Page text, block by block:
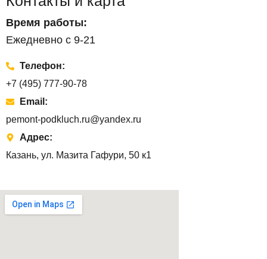
Время работы:
Ежедневно с 9-21
Телефон:
+7 (495) 777-90-78
Email:
pemont-podkluch.ru@yandex.ru
Адрес:
Казань, ул. Мазита Гафури, 50 к1